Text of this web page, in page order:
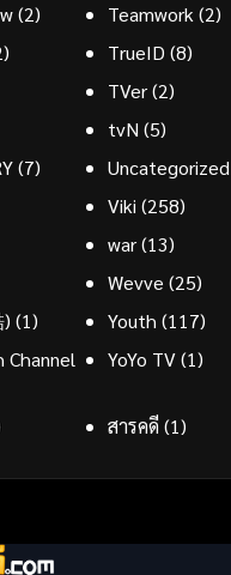
(2) Teamwork(2)
TrueID (8)
TVer(2)
tvN (5)
(7) Uncategorized
Viki (258)
war(13)
Wevve (25)
(1) Youth (117)
Channel
YoYo TV(1)
สารคดี(1)